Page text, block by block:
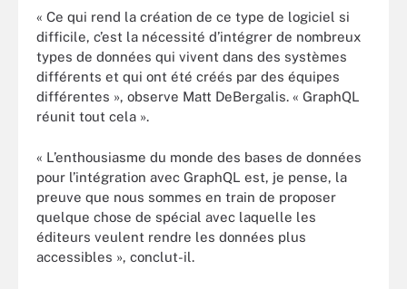
« Ce qui rend la création de ce type de logiciel si
difficile, c’est la nécessité d’intégrer de nombreux
types de données qui vivent dans des systèmes
différents et qui ont été créés par des équipes
différentes », observe Matt DeBergalis. « GraphQL
réunit tout cela ».
« L’enthousiasme du monde des bases de données
pour l’intégration avec GraphQL est, je pense, la
preuve que nous sommes en train de proposer
quelque chose de spécial avec laquelle les
éditeurs veulent rendre les données plus
accessibles », conclut-il.